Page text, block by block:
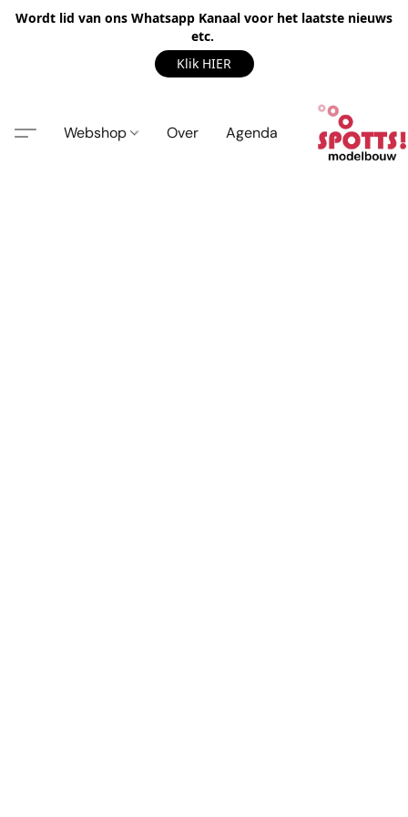
Wordt lid van ons Whatsapp Kanaal voor het laatste nieuws
etc.
Klik HIER
Webshop Over Agenda